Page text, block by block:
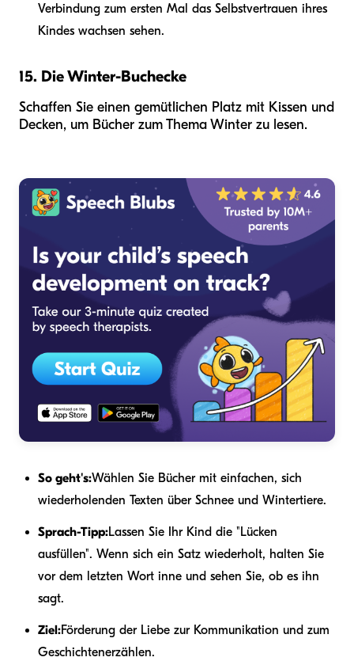
Verbindung zum ersten Mal das Selbstvertrauen ihres
Kindes wachsen sehen.
15. Die Winter-Buchecke
Schaffen Sie einen gemütlichen Platz mit Kissen und
Decken, um Bücher zum Thema Winter zu lesen.
So geht's:Wählen Sie Bücher mit einfachen, sich
wiederholenden Texten über Schnee und Wintertiere.
Sprach-Tipp:Lassen Sie Ihr Kind die "Lücken
ausfüllen". Wenn sich ein Satz wiederholt, halten Sie
vor dem letzten Wort inne und sehen Sie, ob es ihn
sagt.
Ziel:Förderung der Liebe zur Kommunikation und zum
Geschichtenerzählen.